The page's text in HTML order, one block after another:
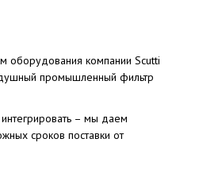
оборудования компании Scutti
промышленный фильтр
– мы даем
сроков поставки от